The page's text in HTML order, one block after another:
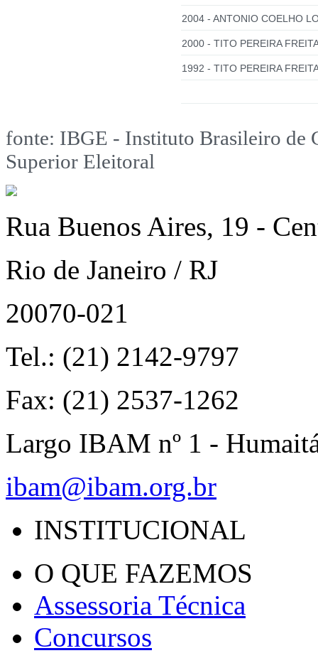
2004 - ANTONIO COELHO
2000 - TITO PEREIRA
1992 - TITO PEREIRA
fonte: IBGE - Instituto Brasileiro de
Superior Eleitoral
Rua Buenos Aires, 19 -
Rio de Janeiro / RJ
20070-021
Tel.: (21) 2142-9797
Fax: (21) 2537-1262
Largo IBAM nº 1 -
ibam@ibam.org.br
INSTITUCIONAL
O QUE FAZEMOS
Assessoria Técnica
Concursos